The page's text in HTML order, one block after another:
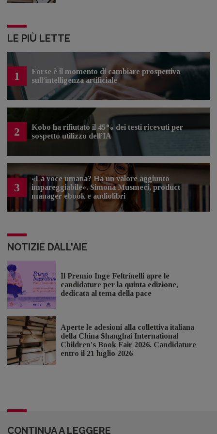
LE PIÙ LETTE
1
Forse è il momento di cambiare prospettiva
sull’intelligenza artificiale
2
Kobo ha rifiutato il 45% dei testi ricevuti per
sospetto utilizzo dell’IA
3
«La voce umana? Ha un valore aggiunto
impareggiabile». Simona Musmeci, product
manager ebook e audiolibri
NOTIZIE DALL'AIE
Il Premio Inge Feltrinelli apre le
candidature per la quinta edizione,
dedicata al tema della pace
Aperte le adesioni alla collettiva italiana
della China Shanghai International
Children's Book Fair 2026. Candidature
entro il 21 luglio 2026
CONTINUA A LEGGERE